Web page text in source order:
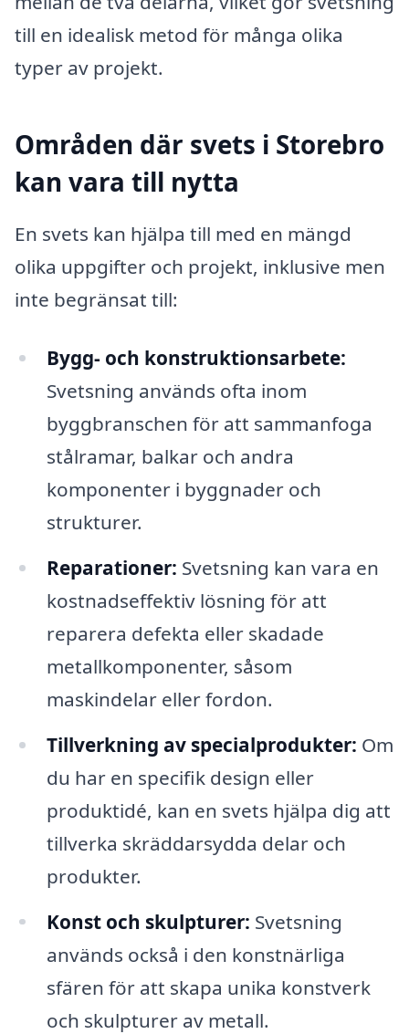
till en idealisk metod för många olika
typer av projekt.
Områden där svets i Storebro
kan vara till nytta
En svets kan hjälpa till med en mängd
olika uppgifter och projekt, inklusive men
inte begränsat till:
Bygg- och konstruktionsarbete:
Svetsning används ofta inom
byggbranschen för att sammanfoga
stålramar, balkar och andra
komponenter i byggnader och
strukturer.
Reparationer: Svetsning kan vara en
kostnadseffektiv lösning för att
reparera defekta eller skadade
metallkomponenter, såsom
maskindelar eller fordon.
Tillverkning av specialprodukter: Om
du har en specifik design eller
produktidé, kan en svets hjälpa dig att
tillverka skräddarsydda delar och
produkter.
Konst och skulpturer: Svetsning
används också i den konstnärliga
sfären för att skapa unika konstverk
och skulpturer av metall.